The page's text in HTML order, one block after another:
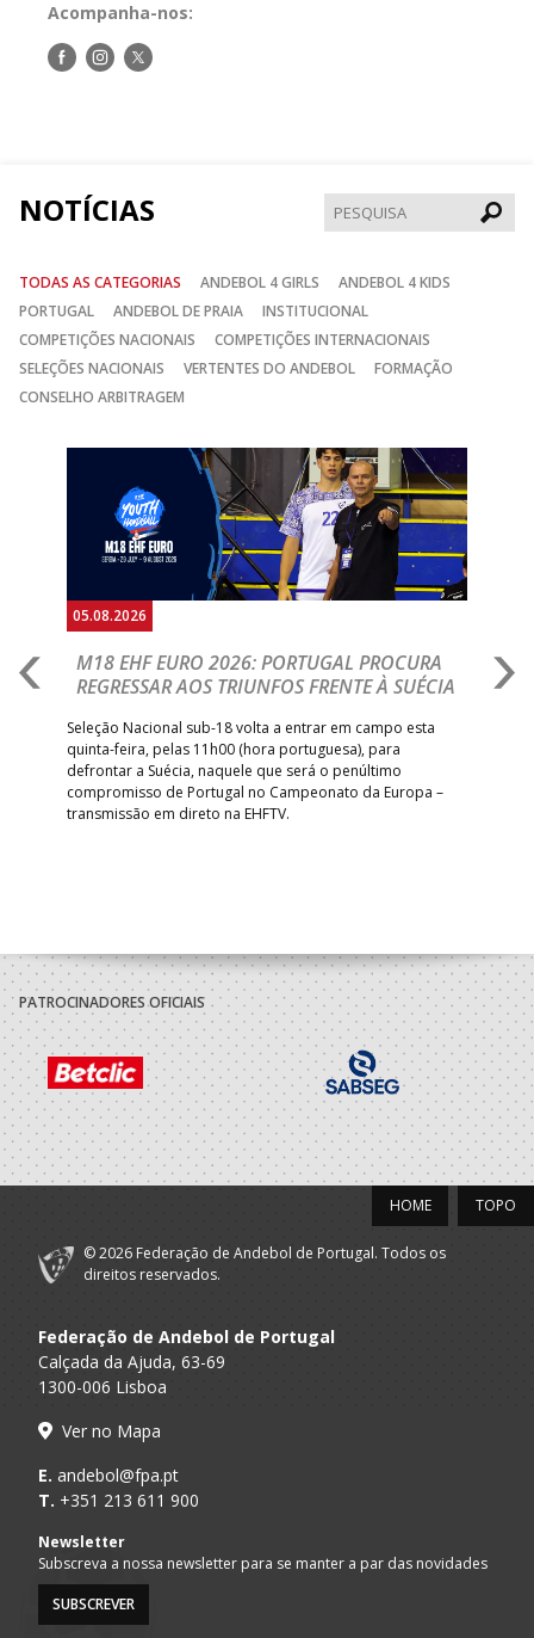
Acompanha-nos:
Siga-Siga-Siga-
NOTÍCIAS
TODAS AS CATEGORIAS ANDEBOL 4 GIRLS
ANDEBOL 4 KIDS
PORTUGAL
ANDEBOL DE PRAIA
INSTITUCIONAL
COMPETIÇÕES NACIONAIS
COMPETIÇÕES INTERNACIONAIS
SELEÇÕES NACIONAIS
VERTENTES DO ANDEBOL
FORMAÇÃO
CONSELHO ARBITRAGEM
05.08.2026
M18 EHF EURO 2026: PORTUGAL PROCURA
REGRESSAR AOS TRIUNFOS FRENTE À SUÉCIA
Seleção Nacional sub-18 volta a entrar em campo esta
quinta-feira, pelas 11h00 (hora portuguesa), para
defrontar a Suécia, naquele que será o penúltimo
compromisso de Portugal no Campeonato da Europa –
transmissão em direto na EHFTV.
PATROCINADORES OFICIAIS
TOPO
HOME
© 2026 Federação de Andebol de Portugal. Todos os
direitos reservados.
Federação de Andebol de Portugal
Calçada da Ajuda, 63-69
1300-006 Lisboa
Ver no Mapa
E. andebol@fpa.pt
T. +351 213 611 900
Newsletter
Subscreva a nossa newsletter para se manter a par das novidades
SUBSCREVER